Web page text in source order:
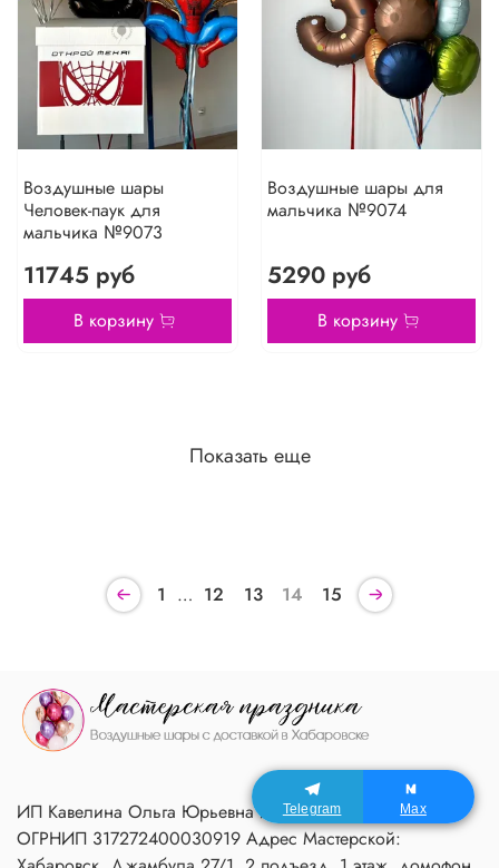
Воздушные шары
Человек-паук для
мальчика №9073
11745 руб
В корзину
Воздушные шары для
мальчика №9074
5290 руб
В корзину
Показать еще
1 … 12 13 14 15
ИП Кавелина Ольга Юрьевна ИНН 270604366791
ОГРНИП 317272400030919 Адрес Мастерской:
Telegram Max